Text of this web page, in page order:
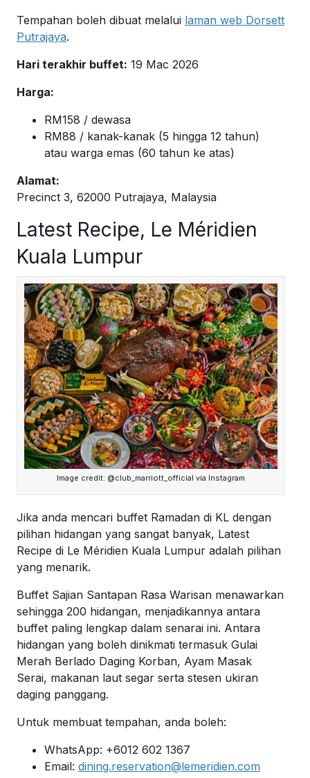
Tempahan boleh dibuat melalui laman web Dorsett
Putrajaya.
Hari terakhir buffet: 19 Mac 2026
Harga:
RM158 / dewasa
RM88 / kanak-kanak (5 hingga 12 tahun)
atau warga emas (60 tahun ke atas)
Alamat:
Precinct 3, 62000 Putrajaya, Malaysia
Latest Recipe, Le Méridien
Kuala Lumpur
Image credit: @club_marriott_official via Instagram
Jika anda mencari buffet Ramadan di KL dengan
pilihan hidangan yang sangat banyak, Latest
Recipe di Le Méridien Kuala Lumpur adalah pilihan
yang menarik.
Buffet Sajian Santapan Rasa Warisan menawarkan
sehingga 200 hidangan, menjadikannya antara
buffet paling lengkap dalam senarai ini. Antara
hidangan yang boleh dinikmati termasuk Gulai
Merah Berlado Daging Korban, Ayam Masak
Serai, makanan laut segar serta stesen ukiran
daging panggang.
Untuk membuat tempahan, anda boleh:
WhatsApp: +6012 602 1367
Email: dining.reservation@lemeridien.com